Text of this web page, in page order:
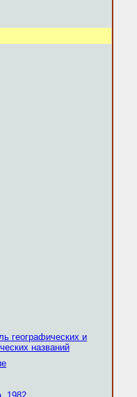
географических и
названий